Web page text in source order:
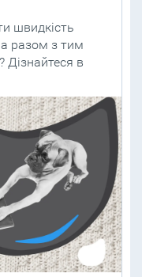
швидкість
разом з тим
Дізнайтеся в